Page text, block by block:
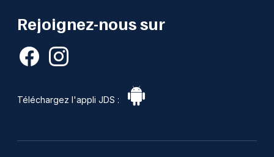
Rejoignez-nous sur
Téléchargez l'appli JDS :